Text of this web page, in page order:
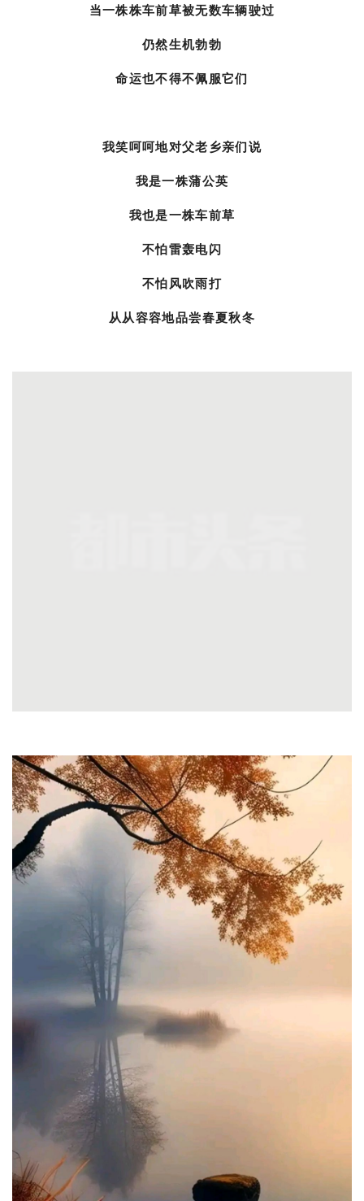
当一株株车前草被无数车辆驶过
仍然生机勃勃
命运也不得不佩服它们
我笑呵呵地对父老乡亲们说
我是一株蒲公英
我也是一株车前草
不怕雷轰电闪
不怕风吹雨打
从从容容地品尝春夏秋冬